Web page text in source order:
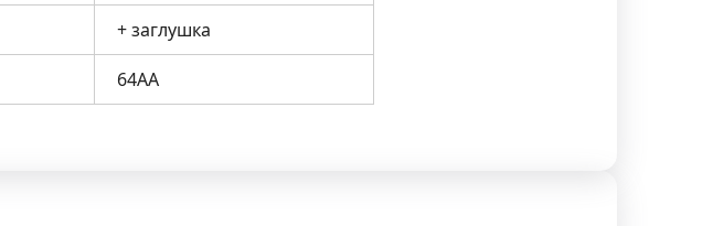
+ заглушка
64AA